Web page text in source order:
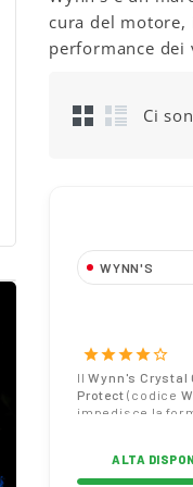
cura del motore,
performance dei
Ci
WYNN'S
Protect Anti-
Cristallizzante
Codice
starstarstarstarstar_border
IlWynn's Crystal
Protect (codice
impedisce la
mantenendo
SCR. Ottimizza
ALTA